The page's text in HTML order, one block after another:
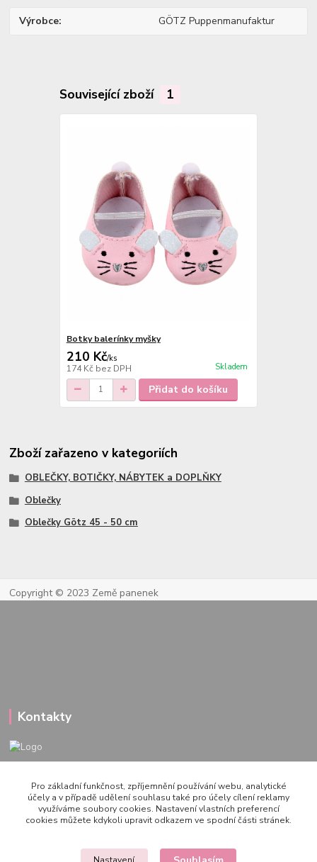
Výrobce GÖTZ Puppenmanufaktur
Související zboží 1
Botky balerínky myšky
210 Kč/ks
174 Kč bez DPH Skladem
Přidat do košíku
Zboží zařazeno v kategoriích
OBLEČKY, BOTIČKY, NÁBYTEK a DOPLŇKY
Oblečky
Oblečky Götz 45 - 50 cm
Copyright © 2023 Země panenek
Kontakty
PO-PÁ 10-20h., SO+NE 14-20h.
zemepanenek@gmail.com
Pro základní funkčnost, zpříjemnění používání webu, analytické
účely a v případě udělení souhlasu také pro účely cílení reklamy
využíváme soubory cookies. Nastavení vlastních preferencí
cookies můžete kdykoli upravit odkazem ve spodní části stránek.